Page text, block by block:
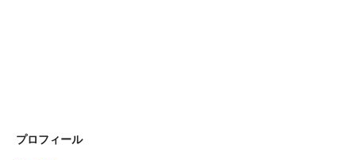
プロフィール